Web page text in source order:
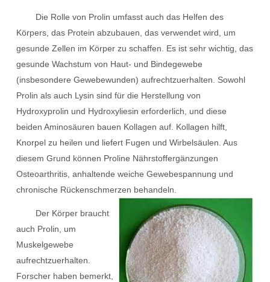
Die Rolle von Prolin umfasst auch das Helfen des
Körpers, das Protein abzubauen, das verwendet wird, um
gesunde Zellen im Körper zu schaffen. Es ist sehr wichtig, das
gesunde Wachstum von Haut- und Bindegewebe
(insbesondere Gewebewunden) aufrechtzuerhalten. Sowohl
Prolin als auch Lysin sind für die Herstellung von
Hydroxyprolin und Hydroxyliesin erforderlich, und diese
beiden Aminosäuren bauen Kollagen auf. Kollagen hilft,
Knorpel zu heilen und liefert Fugen und Wirbelsäulen. Aus
diesem Grund können Proline Nährstoffergänzungen
Osteoarthritis, anhaltende weiche Gewebespannung und
chronische Rückenschmerzen behandeln.
Der Körper braucht
auch Prolin, um
Muskelgewebe
aufrechtzuerhalten.
Forscher haben bemerkt,